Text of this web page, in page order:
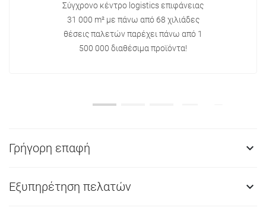
Σύγχρονο κέντρο logistics επιφάνειας
31 000 m² με πάνω από 68 χιλιάδες
θέσεις παλετών παρέχει πάνω από 1
500 000 διαθέσιμα προϊόντα!
Γρήγορη επαφή 
Εξυπηρέτηση πελατών 